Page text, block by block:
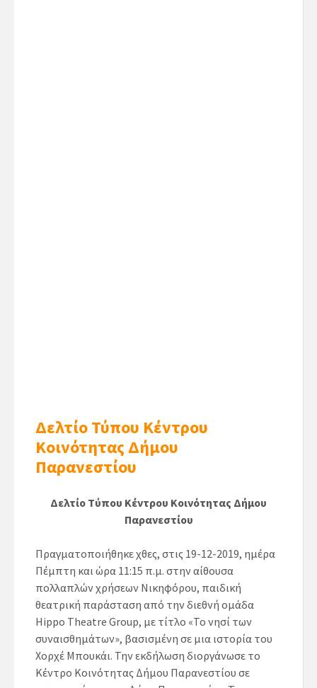
Δελτίο Τύπου Κέντρου
Κοινότητας Δήμου
Παρανεστίου
Δελτίο Τύπου Κέντρου Κοινότητας Δήμου
Παρανεστίου
Πραγματοποιήθηκε χθες, στις 19-12-2019, ημέρα
Πέμπτη και ώρα 11:15 π.μ. στην αίθουσα
πολλαπλών χρήσεων Νικηφόρου, παιδική
θεατρική παράσταση από την διεθνή ομάδα
Hippo Theatre Group, με τίτλο «Το νησί των
συναισθημάτων», βασισμένη σε μια ιστορία του
Χορχέ Μπουκάι. Την εκδήλωση διοργάνωσε το
Κέντρο Κοινότητας Δήμου Παρανεστίου σε